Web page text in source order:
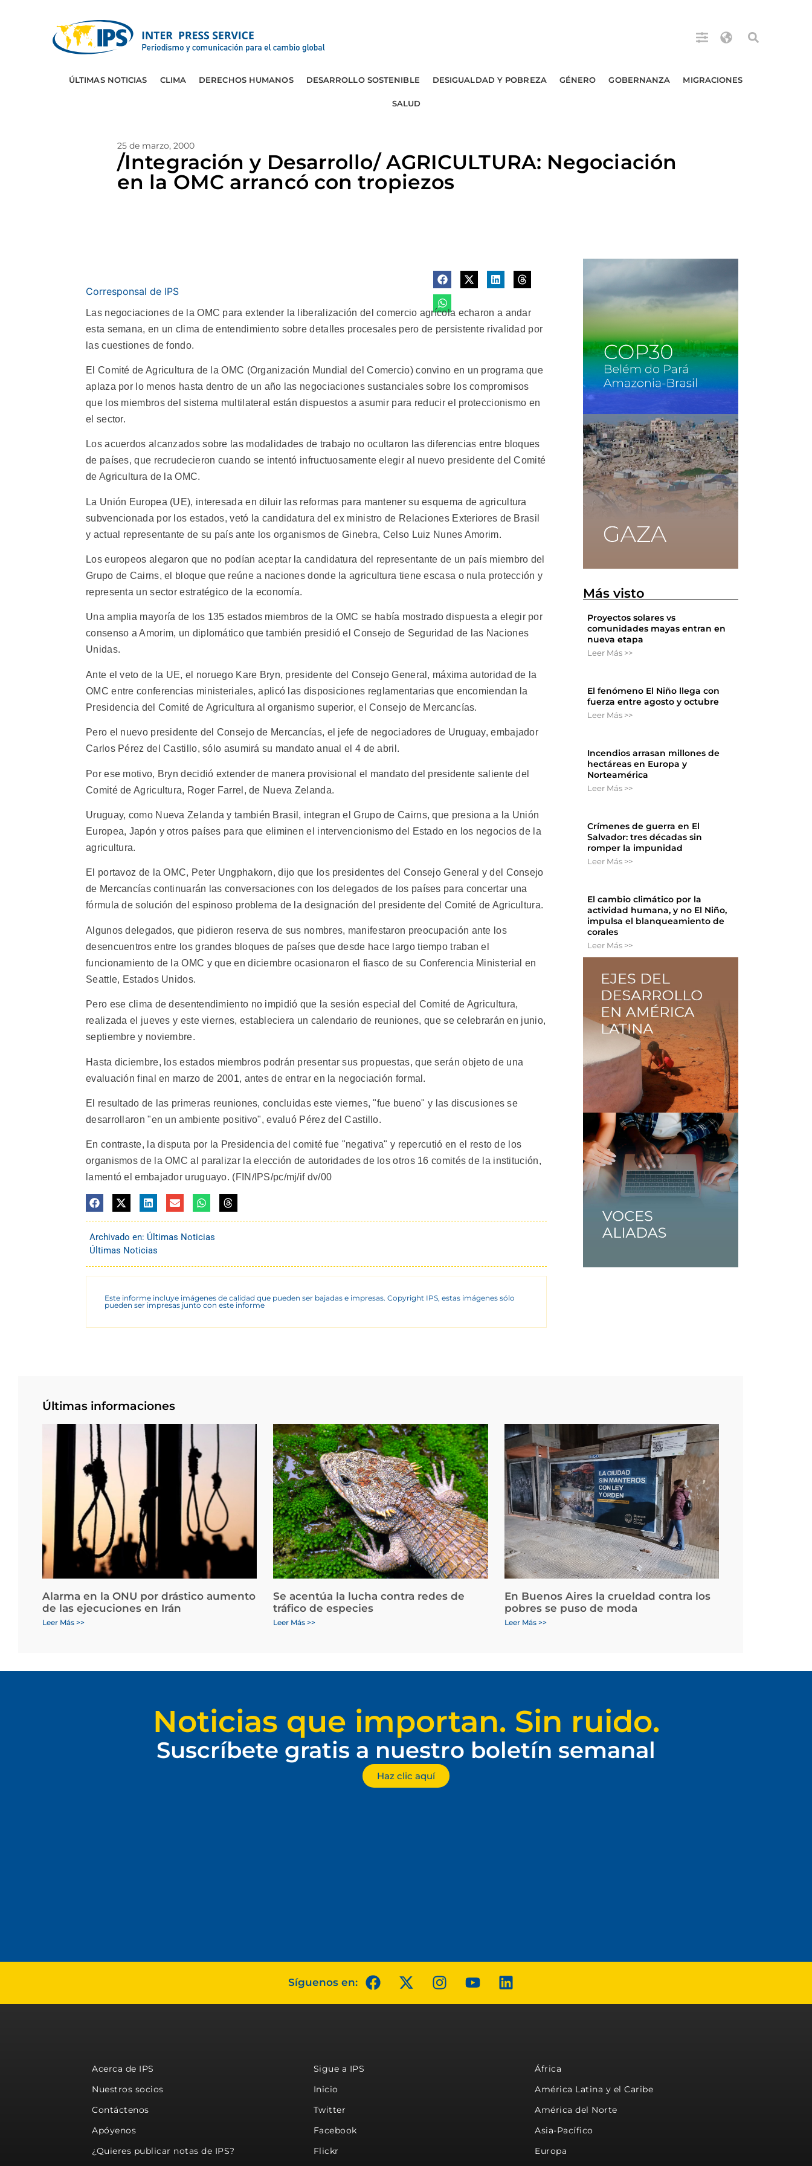
ÚLTIMAS NOTICIAS CLIMA DERECHOS HUMANOS DESARROLLO SOSTENIBLE DESIGUALDAD Y POBREZA GÉNERO GOBERNANZA MIGRACIONES
SALUD
25 de marzo, 2000
/Integración y Desarrollo/ AGRICULTURA: Negociación
en la OMC arrancó con tropiezos
Corresponsal de IPS
Las negociaciones de la OMC para extender la liberalización del comercio agrícola echaron a andar
esta semana, en un clima de entendimiento sobre detalles procesales pero de persistente rivalidad por
las cuestiones de fondo.
El Comité de Agricultura de la OMC (Organización Mundial del Comercio) convino en un programa que
aplaza por lo menos hasta dentro de un año las negociaciones sustanciales sobre los compromisos
que los miembros del sistema multilateral están dispuestos a asumir para reducir el proteccionismo en
el sector.
Los acuerdos alcanzados sobre las modalidades de trabajo no ocultaron las diferencias entre bloques
de países, que recrudecieron cuando se intentó infructuosamente elegir al nuevo presidente del Comité
de Agricultura de la OMC.
La Unión Europea (UE), interesada en diluir las reformas para mantener su esquema de agricultura
subvencionada por los estados, vetó la candidatura del ex ministro de Relaciones Exteriores de Brasil
y actual representante de su país ante los organismos de Ginebra, Celso Luiz Nunes Amorim.
Los europeos alegaron que no podían aceptar la candidatura del representante de un país miembro del
Grupo de Cairns, el bloque que reúne a naciones donde la agricultura tiene escasa o nula protección y
representa un sector estratégico de la economía.
Una amplia mayoría de los 135 estados miembros de la OMC se había mostrado dispuesta a elegir por
consenso a Amorim, un diplomático que también presidió el Consejo de Seguridad de las Naciones
Unidas.
Ante el veto de la UE, el noruego Kare Bryn, presidente del Consejo General, máxima autoridad de la
OMC entre conferencias ministeriales, aplicó las disposiciones reglamentarias que encomiendan la
Presidencia del Comité de Agricultura al organismo superior, el Consejo de Mercancías.
Pero el nuevo presidente del Consejo de Mercancías, el jefe de negociadores de Uruguay, embajador
Carlos Pérez del Castillo, sólo asumirá su mandato anual el 4 de abril.
Por ese motivo, Bryn decidió extender de manera provisional el mandato del presidente saliente del
Comité de Agricultura, Roger Farrel, de Nueva Zelanda.
Uruguay, como Nueva Zelanda y también Brasil, integran el Grupo de Cairns, que presiona a la Unión
Europea, Japón y otros países para que eliminen el intervencionismo del Estado en los negocios de la
agricultura.
El portavoz de la OMC, Peter Ungphakorn, dijo que los presidentes del Consejo General y del Consejo
de Mercancías continuarán las conversaciones con los delegados de los países para concertar una
fórmula de solución del espinoso problema de la designación del presidente del Comité de Agricultura.
Algunos delegados, que pidieron reserva de sus nombres, manifestaron preocupación ante los
desencuentros entre los grandes bloques de países que desde hace largo tiempo traban el
funcionamiento de la OMC y que en diciembre ocasionaron el fiasco de su Conferencia Ministerial en
Seattle, Estados Unidos.
Pero ese clima de desentendimiento no impidió que la sesión especial del Comité de Agricultura,
realizada el jueves y este viernes, estableciera un calendario de reuniones, que se celebrarán en junio,
septiembre y noviembre.
Hasta diciembre, los estados miembros podrán presentar sus propuestas, que serán objeto de una
evaluación final en marzo de 2001, antes de entrar en la negociación formal.
El resultado de las primeras reuniones, concluidas este viernes, "fue bueno" y las discusiones se
desarrollaron "en un ambiente positivo", evaluó Pérez del Castillo.
En contraste, la disputa por la Presidencia del comité fue "negativa" y repercutió en el resto de los
organismos de la OMC al paralizar la elección de autoridades de los otros 16 comités de la institución,
lamentó el embajador uruguayo. (FIN/IPS/pc/mj/if dv/00
Archivado en: Últimas Noticias
Últimas Noticias
Este informe incluye imágenes de calidad que pueden ser bajadas e impresas. Copyright IPS, estas imágenes sólo
pueden ser impresas junto con este informe
Más visto
Proyectos solares vs
comunidades mayas entran en
nueva etapa
Leer Más >>
El fenómeno El Niño llega con
fuerza entre agosto y octubre
Leer Más >>
Incendios arrasan millones de
hectáreas en Europa y
Norteamérica
Leer Más >>
Crímenes de guerra en El
Salvador: tres décadas sin
romper la impunidad
Leer Más >>
El cambio climático por la
actividad humana, y no El Niño,
impulsa el blanqueamiento de
corales
Leer Más >>
Últimas informaciones
Alarma en la ONU por drástico aumento
de las ejecuciones en Irán
Leer Más >>
Se acentúa la lucha contra redes de
tráfico de especies
Leer Más >>
En Buenos Aires la crueldad contra los
pobres se puso de moda
Leer Más >>
Noticias que importan. Sin ruido.
Suscríbete gratis a nuestro boletín semanal
Haz clic aquí
Síguenos en:
Acerca de IPS
Nuestros socios
Contáctenos
Apóyenos
¿Quieres publicar notas de IPS?
Sigue a IPS
Inicio
Twitter
Facebook
Flickr
África
América Latina y el Caribe
América del Norte
Asia-Pacífico
Europa